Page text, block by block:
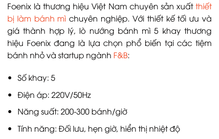
Foenix là thương hiệu Việt Nam chuyên sản xuấtthiết
bị làm bánh mì chuyên nghiệp. Với thiết kế tối ưu và
giá thành hợp lý, lò nướng bánh mì 5 khay thương
hiệu Foenix đang là lựa chọn phổ biến tại các tiệm
bánh nhỏ và startup ngành F&B:
Số khay: 5
Điện áp: 220V/50Hz
Năng suất: 200-300 bánh/giờ
Tính năng: Đối lưu, hẹn giờ, hiển thị nhiệt độ